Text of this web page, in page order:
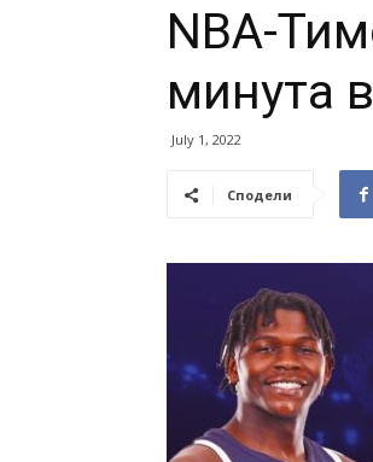
NBA-
минута
July 1, 2022
Сподели